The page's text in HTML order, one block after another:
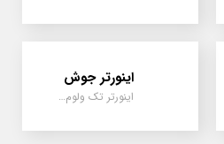
اینورتر جوش
اینورتر تک ولوم و دو ولوم امپر بالا